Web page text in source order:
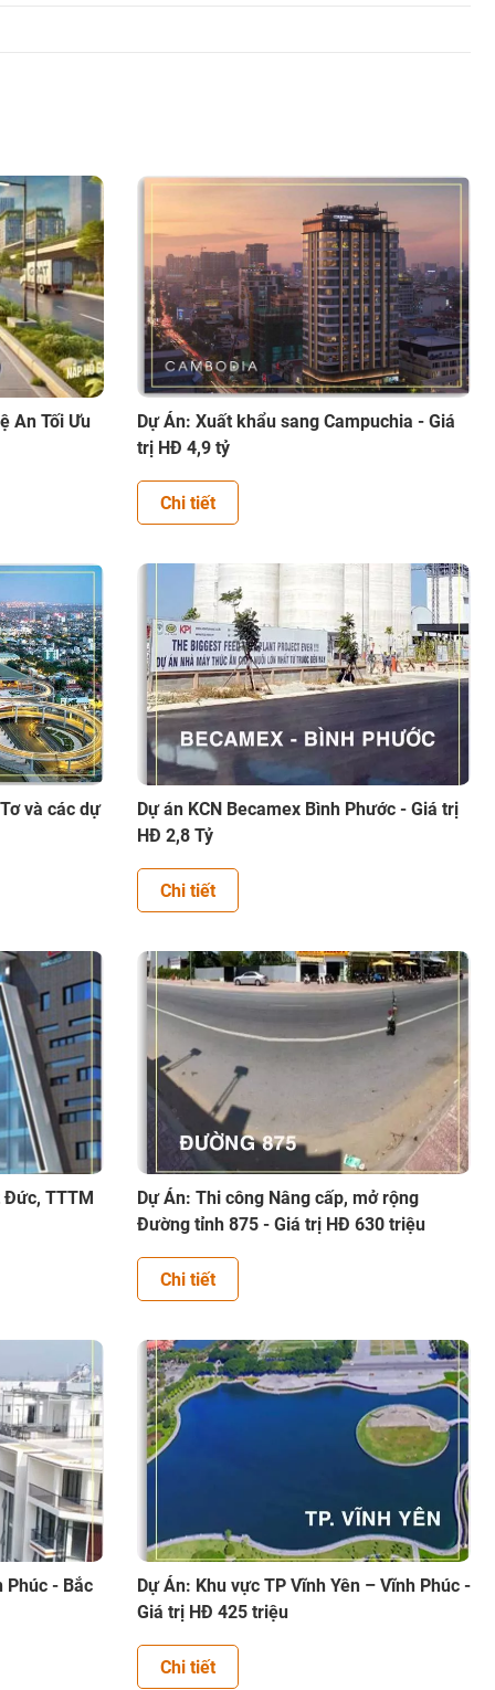
An Tối Ưu
Dự Án: Xuất khẩu sang Campuchia - Giá
trị HĐ 4,9 tỷ
Chi tiết
và các dự
Dự án KCN Becamex Bình Phước - Giá trị
HĐ 2,8 Tỷ
Chi tiết
Đức, TTTM
Dự Án: Thi công Nâng cấp, mở rộng
Đường tỉnh 875 - Giá trị HĐ 630 triệu
Chi tiết
Phúc - Bắc
Dự Án: Khu vực TP Vĩnh Yên – Vĩnh Phúc -
Giá trị HĐ 425 triệu
Chi tiết